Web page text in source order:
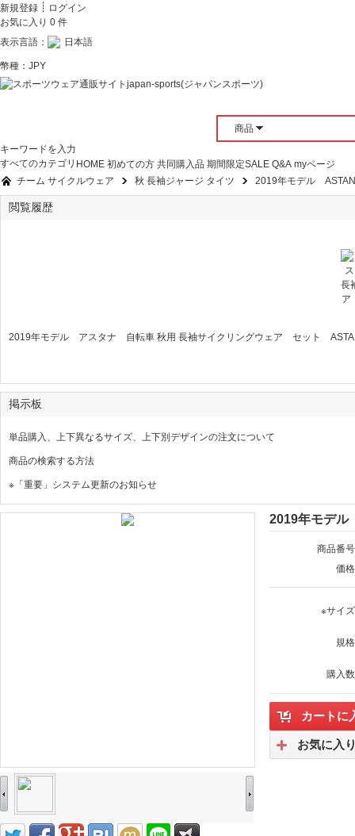
新規登録 ┊ ログイン
お気に入り 0 件
表示言語：
日本語
幣種： JPY
商品
キーワードを入力
すべてのカテゴリ HOME 初めての方 共同購入品 期間限定SALE Q&A myページ
チーム サイクルウェア
秋 長袖ジャージ タイツ 2019年モデル
閲覧履歴
2019年モデル アスタナ 自転車 秋用 長袖サイクリングウェア セット
掲示板
単品購入、上下異なるサイズ、上下別デザインの注文について
商品の検索する方法
※「重要」システム更新のお知らせ
2019年モデ
商品番
価
※サイ
規
購入
カートに
お気に入